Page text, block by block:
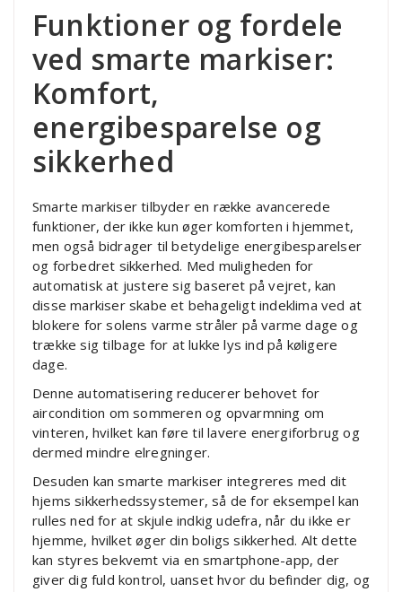
Funktioner og fordele
ved smarte markiser:
Komfort,
energibesparelse og
sikkerhed
Smarte markiser tilbyder en række avancerede
funktioner, der ikke kun øger komforten i hjemmet,
men også bidrager til betydelige energibesparelser
og forbedret sikkerhed. Med muligheden for
automatisk at justere sig baseret på vejret, kan
disse markiser skabe et behageligt indeklima ved at
blokere for solens varme stråler på varme dage og
trække sig tilbage for at lukke lys ind på køligere
dage.
Denne automatisering reducerer behovet for
aircondition om sommeren og opvarmning om
vinteren, hvilket kan føre til lavere energiforbrug og
dermed mindre elregninger.
Desuden kan smarte markiser integreres med dit
hjems sikkerhedssystemer, så de for eksempel kan
rulles ned for at skjule indkig udefra, når du ikke er
hjemme, hvilket øger din boligs sikkerhed. Alt dette
kan styres bekvemt via en smartphone-app, der
giver dig fuld kontrol, uanset hvor du befinder dig, og